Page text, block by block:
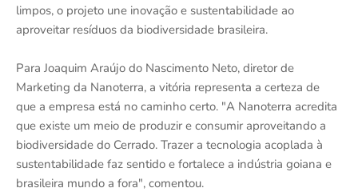
limpos, o projeto une inovação e sustentabilidade ao
aproveitar resíduos da biodiversidade brasileira.
Para Joaquim Araújo do Nascimento Neto, diretor de
Marketing da Nanoterra, a vitória representa a certeza de
que a empresa está no caminho certo. "A Nanoterra acredita
que existe um meio de produzir e consumir aproveitando a
biodiversidade do Cerrado. Trazer a tecnologia acoplada à
sustentabilidade faz sentido e fortalece a indústria goiana e
brasileira mundo a fora", comentou.